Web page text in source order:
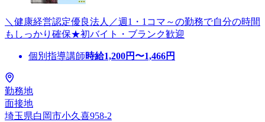
＼健康経営認定優良法人／週1・1コマ～の勤務で自分の時間
もしっかり確保★初バイト・ブランク歓迎
個別指導講師時給1,200円〜1,466円
勤務地
面接地
埼玉県白岡市小久喜958-2